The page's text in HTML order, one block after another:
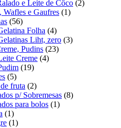
produtos
e Leite de Côco 22
Wafles e Gaufres 11
5656
produtos
Folha 44
produtos
Liht, zero 33
Pudins 2323
Creme 44
1919
55
produtos
fruta 22
produtos
p/ Sobremesas 88
para bolos 11
11
produto
11